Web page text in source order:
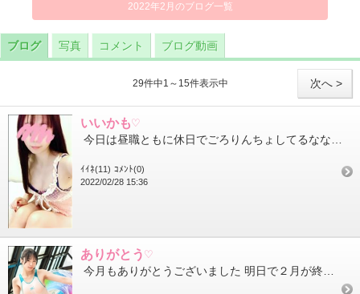
2022年2月のブログ一覧
ブログ 写真 コメント ブログ動画
次へ >
29件中1～15件表示中
いいかも♡
ｲｲﾈ(11) ｺﾒﾝﾄ(0)
2022/02/28 15:36
ありがとう♡